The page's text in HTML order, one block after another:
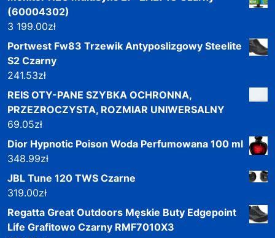
(60004302)
3 199.00zł
Portwest Fw83 Trzewik Antyposlizgowy Steelite
S2 Czarny
241.53zł
REIS OTY-PANE SZYBKA OCHRONNA,
PRZEZROCZYSTA, ROZMIAR UNIWERSALNY
69.05zł
Dior Hypnotic Poison Woda Perfumowana 100 ml
348.99zł
JBL Tune 120 TWS Czarne
319.00zł
Regatta Great Outdoors Męskie Buty Edgepoint
Life Grafitowo Czarny RMF7010X3